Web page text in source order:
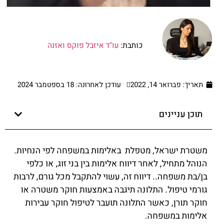
כותבת: עו"ד איזבל פוקס ואזנה
תאריך: פברואר 14, 2022 עודכן לאחרונה: 18 בספטמבר 2024
תוכן עניינים
משטרת ישראל, מטפלת באלימות במשפחה לפי הנחיות.
הנוהל מתחיל, לאחר דיווח אלימות בין בני זוג, או כלפי
בן/בת משפחה.. דיווח זה, עשוי להתקבל מכל גורם, לרבות
גורמי טיפול. התלונה תיגבה באמצעות חוקר משטרה או
חוקר תורן, כאשר התלונה תועבר לטיפול חוקר עבירות
אלימות במשפחה.